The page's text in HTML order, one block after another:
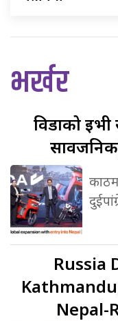
भर्खर
विडाकोईभी
Russia
Nepal-